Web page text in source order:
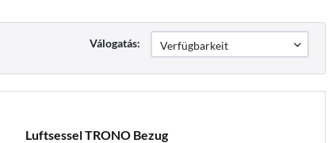
Válogatás:
Luftsessel TRONO Bezug